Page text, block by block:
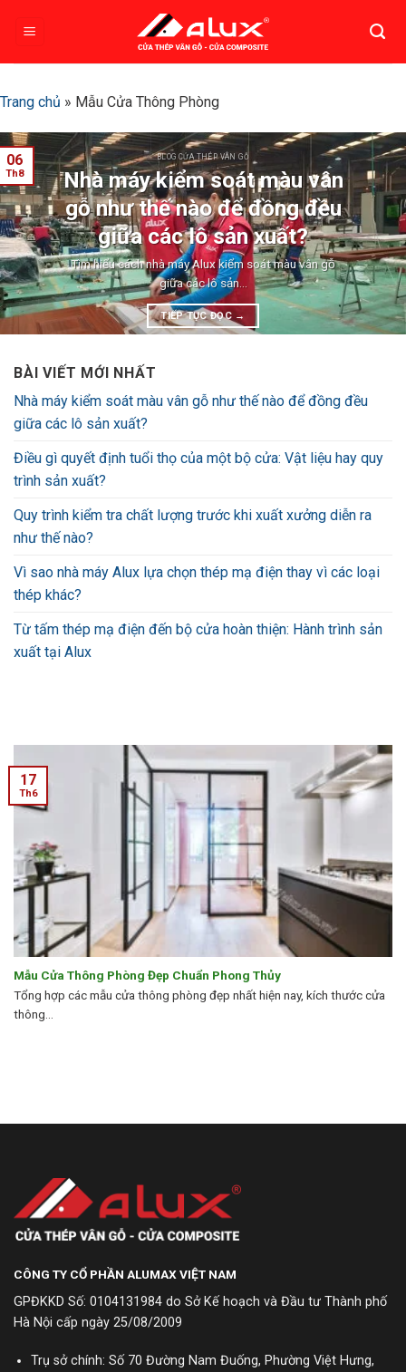
Trang chủ » Mẫu Cửa Thông Phòng
BLOG CỬA THÉP VÂN GỖ
Nhà máy kiểm soát màu vân
gỗ như thế nào để đồng đều
giữa các lô sản xuất?
Tìm hiểu cách nhà máy Alux kiểm soát màu vân gỗ
giữa các lô sản...
TIẾP TỤC ĐỌC →
06
Th8
BÀI VIẾT MỚI NHẤT
Nhà máy kiểm soát màu vân gỗ như thế nào để đồng đều
giữa các lô sản xuất?
Điều gì quyết định tuổi thọ của một bộ cửa: Vật liệu hay quy
trình sản xuất?
Quy trình kiểm tra chất lượng trước khi xuất xưởng diễn ra
như thế nào?
Vì sao nhà máy Alux lựa chọn thép mạ điện thay vì các loại
thép khác?
Từ tấm thép mạ điện đến bộ cửa hoàn thiện: Hành trình sản
xuất tại Alux
Mẫu Cửa Thông Phòng Đẹp Chuẩn Phong Thủy
Tổng hợp các mẫu cửa thông phòng đẹp nhất hiện nay, kích thước cửa
thông...
17
Th6
CÔNG TY CỔ PHẦN ALUMAX VIỆT NAM
GPĐKKD Số: 0104131984 do Sở Kế hoạch và Đầu tư Thành phố
Hà Nội cấp ngày 25/08/2009
Trụ sở chính: Số 70 Đường Nam Đuống, Phường Việt Hưng,